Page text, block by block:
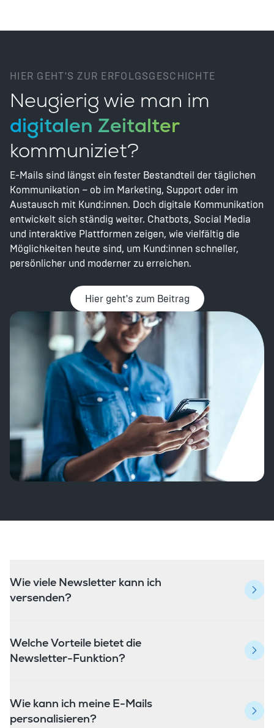
HIER GEHT'S ZUR ERFOLGSGESCHICHTE
Neugierig wie man im
digitalen Zeitalter
kommuniziet?
E-Mails sind längst ein fester Bestandteil der täglichen
Kommunikation – ob im Marketing, Support oder im
Austausch mit Kund:innen. Doch digitale Kommunikation
entwickelt sich ständig weiter. Chatbots, Social Media
und interaktive Plattformen zeigen, wie vielfältig die
Möglichkeiten heute sind, um Kund:innen schneller,
persönlicher und moderner zu erreichen.
Hier geht's zum Beitrag
Wie viele Newsletter kann ich
versenden?
Welche Vorteile bietet die
Newsletter-Funktion?
Wie kann ich meine E-Mails
personalisieren?